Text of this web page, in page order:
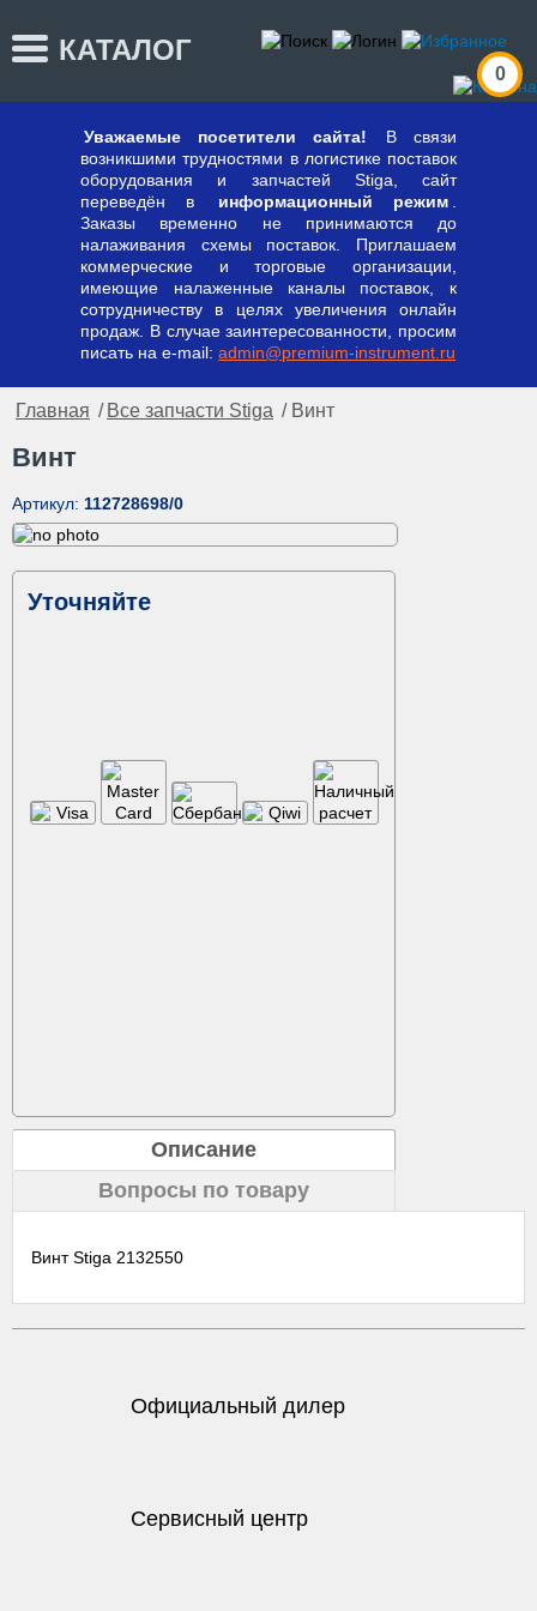
КАТАЛОГ
0
Уважаемые посетители сайта!
В связи
возникшими трудностями в логистике поставок
оборудования и запчастей Stiga, сайт
переведён в
информационный режим
Заказы временно не принимаются до
налаживания схемы поставок. Приглашаем
коммерческие и торговые организации,
имеющие налаженные каналы поставок, к
сотрудничеству в целях увеличения онлайн
продаж. В случае заинтересованности, просим
писать на e-mail:admin@premium-instrument.ru
Главная / Все запчасти Stiga / Винт
Винт
Артикул: 112728698/0
Уточняйте
Описание
Вопросы по товару
Винт Stiga 2132550
Официальный дилер
Сервисный центр